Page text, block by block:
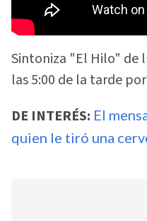
Sintoniza "El Hilo" de
las 5:00 de la tarde
DE INTERÉS: El
quien le tiró una